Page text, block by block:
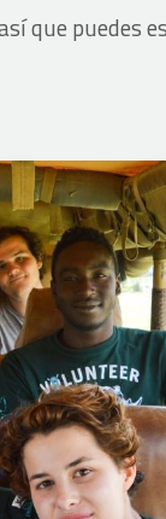
que puedes